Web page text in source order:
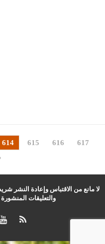
614 615 616
617
لا مانع من الاقتباس وإعادة النشر
والتعليقات